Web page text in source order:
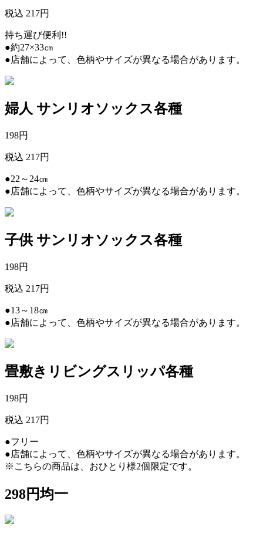
税込 217円
持ち運び便利!!
●約27×33㎝
●店舗によって、色柄やサイズが異なる場合があります。
婦人 サンリオソックス各種
198円
税込 217円
●22～24㎝
●店舗によって、色柄やサイズが異なる場合があります。
子供 サンリオソックス各種
198円
税込 217円
●13～18㎝
●店舗によって、色柄やサイズが異なる場合があります。
畳敷きリビングスリッパ各種
198円
税込 217円
●フリー
●店舗によって、色柄やサイズが異なる場合があります。
※こちらの商品は、おひとり様2個限定です。
298円均一